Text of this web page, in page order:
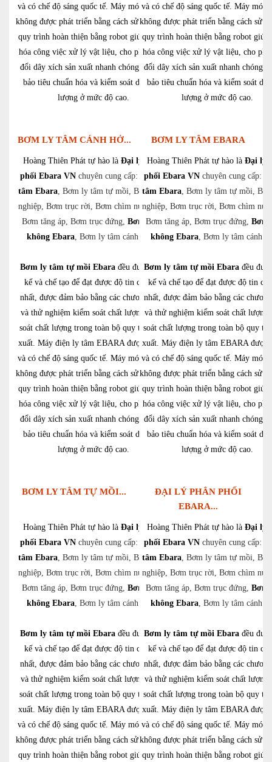
và có chế độ sáng quốc tế. Máy móc điện tử
không được phát triển bằng cách sử dụng các
quy trình hoàn thiện bằng robot giúp tối ưu
hóa công việc xử lý vật liệu, cho phép thay
đổi dây xích sản xuất nhanh chóng và đảm
bảo tiêu chuẩn hóa và kiểm soát dây chất
lượng ở mức độ cao.
BƠM LY TÂM CÁNH HỞ...
và có chế độ sáng quốc tế. Máy móc
không được phát triển bằng cách sử
quy trình hoàn thiện bằng robot giúp
hóa công việc xử lý vật liệu, cho
đổi dây xích sản xuất nhanh chóng
bảo tiêu chuẩn hóa và kiểm soát
lượng ở mức độ cao.
BƠM LY TÂM EBARA
Hoàng Thiên Phát tự hào là Đại lý phân
phối Ebara VNchuyên cung cấp:
Bơm ly
tâm Ebara, Bơm ly tâm tự mồi, Bơm công
nghiệp, Bơm trục rời, Bơm chìm nước thải,
Bơm tăng áp, Bơm trục đứng, Bơm chân
không Ebara, Bơm ly tâm cánh hở,…
Bơm ly tâm tự mồi Ebarađều được thiết
kế và chế tạo để đạt được độ tin cậy cao
nhất, được đảm bảo bằng các chương trình
và thử nghiệm kiểm soát chất lượng, kiểm
soát chất lượng trong toàn bộ quy trình sản
xuất. Máy điện ly tâm EBARA được bảo vệ
và có chế độ sáng quốc tế. Máy móc điện tử
không được phát triển bằng cách sử dụng các
quy trình hoàn thiện bằng robot giúp tối ưu
hóa công việc xử lý vật liệu, cho phép thay
đổi dây xích sản xuất nhanh chóng và đảm
bảo tiêu chuẩn hóa và kiểm soát dây chất
lượng ở mức độ cao.
BƠM LY TÂM TỰ MỒI...
Hoàng Thiên Phát tự hào là Đại lý
phối Ebara VNchuyên cung cấp:
tâm Ebara, Bơm ly tâm tự mồi,
nghiệp, Bơm trục rời, Bơm chìm
Bơm tăng áp, Bơm trục đứng, Bơm
không Ebara, Bơm ly tâm cánh
Bơm ly tâm tự mồi Ebarađều
kế và chế tạo để đạt được độ tin
nhất, được đảm bảo bằng các
và thử nghiệm kiểm soát chất
soát chất lượng trong toàn bộ quy
xuất. Máy điện ly tâm EBARA được
và có chế độ sáng quốc tế. Máy móc
không được phát triển bằng cách sử
quy trình hoàn thiện bằng robot giúp
hóa công việc xử lý vật liệu, cho
đổi dây xích sản xuất nhanh chóng
bảo tiêu chuẩn hóa và kiểm soát
lượng ở mức độ cao.
ĐẠI LÝ PHÂN PHỐI
EBARA...
Hoàng Thiên Phát tự hào là Đại lý phân
phối Ebara VNchuyên cung cấp:
Bơm ly
tâm Ebara, Bơm ly tâm tự mồi, Bơm công
nghiệp, Bơm trục rời, Bơm chìm nước thải,
Bơm tăng áp, Bơm trục đứng, Bơm chân
không Ebara, Bơm ly tâm cánh hở,…
Bơm ly tâm tự mồi Ebarađều được thiết
kế và chế tạo để đạt được độ tin cậy cao
nhất, được đảm bảo bằng các chương trình
và thử nghiệm kiểm soát chất lượng, kiểm
soát chất lượng trong toàn bộ quy trình sản
xuất. Máy điện ly tâm EBARA được bảo vệ
và có chế độ sáng quốc tế. Máy móc điện tử
không được phát triển bằng cách sử dụng các
quy trình hoàn thiện bằng robot giúp tối ưu
Hoàng Thiên Phát tự hào là Đại lý
phối Ebara VNchuyên cung cấp:
tâm Ebara, Bơm ly tâm tự mồi,
nghiệp, Bơm trục rời, Bơm chìm
Bơm tăng áp, Bơm trục đứng, Bơm
không Ebara, Bơm ly tâm cánh
Bơm ly tâm tự mồi Ebarađều
kế và chế tạo để đạt được độ tin
nhất, được đảm bảo bằng các
và thử nghiệm kiểm soát chất
soát chất lượng trong toàn bộ quy
xuất. Máy điện ly tâm EBARA được
và có chế độ sáng quốc tế. Máy móc
không được phát triển bằng cách sử
quy trình hoàn thiện bằng robot giúp